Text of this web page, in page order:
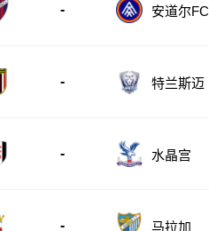
- 安道尔FC
- 特兰斯迈
- 水晶宫
- 马拉加